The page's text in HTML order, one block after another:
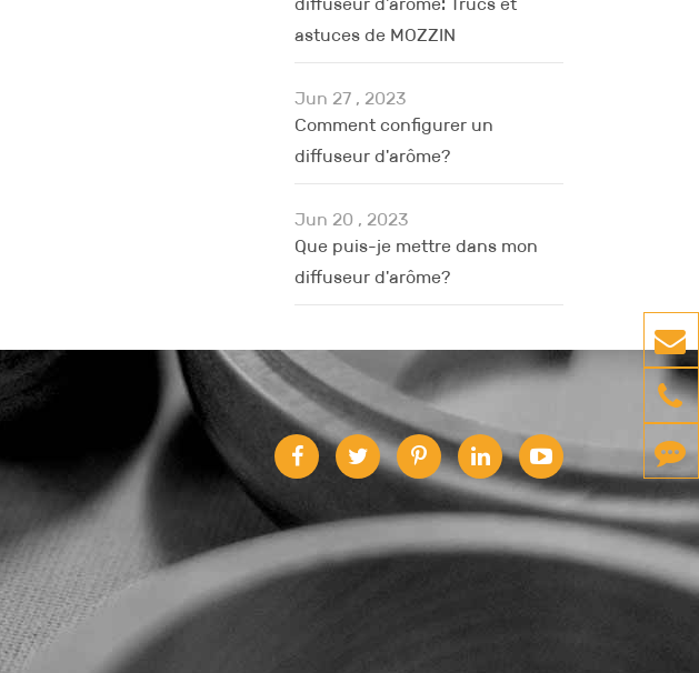
astuces de MOZZIN
Jun 27 , 2023
Comment configurer un
diffuseur d'arôme?
Jun 20 , 2023
Que puis-je mettre dans mon
diffuseur d'arôme?